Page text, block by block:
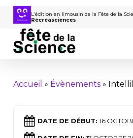
Passer
contenu
principal
L’édition en limousin de la Fête de la
Récréasciences
Accueil » Évènements»
DATE DE DÉBUT:16